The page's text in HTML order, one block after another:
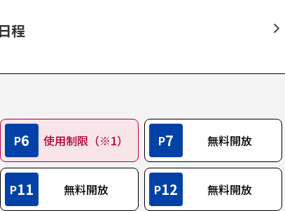
程
P6 使用制限（※1） P7 無料開放
P11 無料開放 P12 無料開放